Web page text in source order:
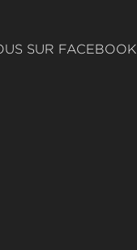
SUR FACEBOOK